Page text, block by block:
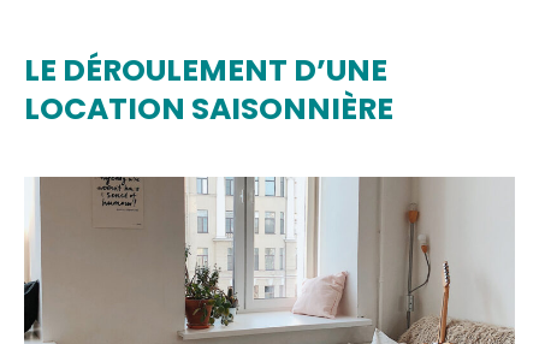
LE DÉROULEMENT D’UNE
LOCATION SAISONNIÈRE